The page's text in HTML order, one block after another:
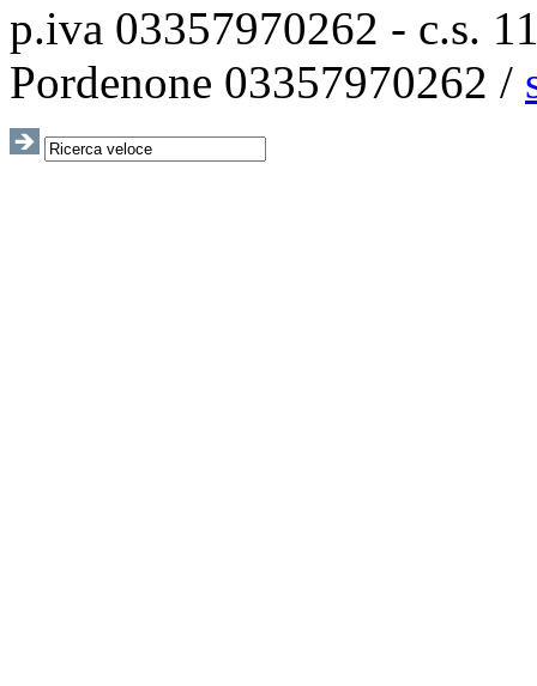
p.iva 03357970262 - c.s.
Pordenone 03357970262 /